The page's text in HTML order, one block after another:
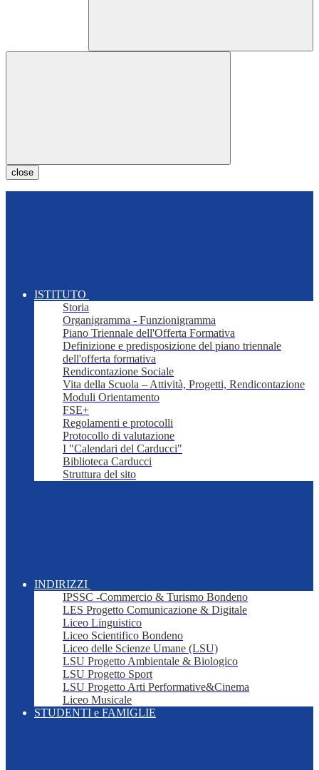
close
ISTITUTO
Storia
Organigramma - Funzionigramma
Piano Triennale dell'Offerta Formativa
Definizione e predisposizione del piano triennale
dell'offerta formativa
Rendicontazione Sociale
Vita della Scuola – Attività, Progetti, Rendicontazione
Moduli Orientamento
FSE+
Regolamenti e protocolli
Protocollo di valutazione
I "Calendari del Carducci"
Biblioteca Carducci
Struttura del sito
INDIRIZZI
IPSSC -Commercio & Turismo Bondeno
LES Progetto Comunicazione & Digitale
Liceo Linguistico
Liceo Scientifico Bondeno
Liceo delle Scienze Umane (LSU)
LSU Progetto Ambientale & Biologico
LSU Progetto Sport
LSU Progetto Arti Performative&Cinema
Liceo Musicale
STUDENTI e FAMIGLIE